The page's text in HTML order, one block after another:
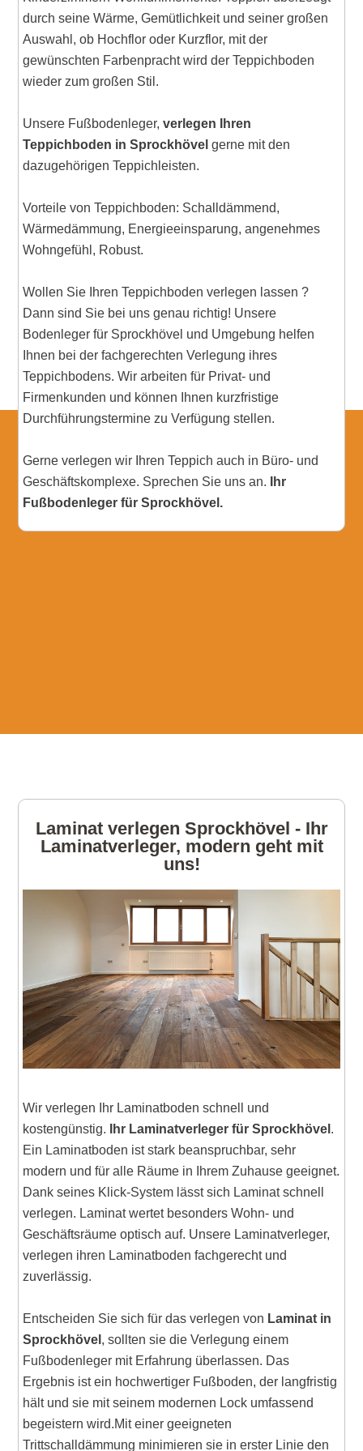
durch seine Wärme, Gemütlichkeit und seiner großen
Auswahl, ob Hochflor oder Kurzflor, mit der
gewünschten Farbenpracht wird der Teppichboden
wieder zum großen Stil.
Unsere Fußbodenleger,verlegen Ihren
Teppichboden in Sprockhövel gerne mit den
dazugehörigen Teppichleisten.
Vorteile von Teppichboden: Schalldämmend,
Wärmedämmung, Energieeinsparung, angenehmes
Wohngefühl, Robust.
Wollen Sie Ihren Teppichboden verlegen lassen ?
Dann sind Sie bei uns genau richtig! Unsere
Bodenleger für Sprockhövel und Umgebung helfen
Ihnen bei der fachgerechten Verlegung ihres
Teppichbodens. Wir arbeiten für Privat- und
Firmenkunden und können Ihnen kurzfristige
Durchführungstermine zu Verfügung stellen.
Gerne verlegen wir Ihren Teppich auch in Büro- und
Geschäftskomplexe. Sprechen Sie uns an.
Ihr
Fußbodenleger für Sprockhövel.
Laminat verlegen Sprockhövel - Ihr
Laminatverleger, modern geht mit
uns!
Wir verlegen Ihr Laminatboden schnell und
kostengünstig.
Ihr Laminatverleger für Sprockhövel .
Ein Laminatboden ist stark beanspruchbar, sehr
modern und für alle Räume in Ihrem Zuhause geeignet.
Dank seines Klick-System lässt sich Laminat schnell
verlegen. Laminat wertet besonders Wohn- und
Geschäftsräume optisch auf. Unsere Laminatverleger,
verlegen ihren Laminatboden fachgerecht und
zuverlässig.
Entscheiden Sie sich für das verlegen von Laminat in
Sprockhövel , sollten sie die Verlegung einem
Fußbodenleger mit Erfahrung überlassen. Das
Ergebnis ist ein hochwertiger Fußboden, der langfristig
hält und sie mit seinem modernen Lock umfassend
begeistern wird.Mit einer geeigneten
Trittschalldämmung minimieren sie in erster Linie den